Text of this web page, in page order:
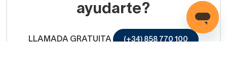
ayudarte?
LLAMADA GRATUITA (+34) 858 770 100